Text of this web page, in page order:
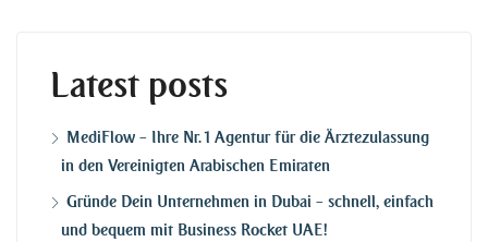
Latest posts
MediFlow – Ihre Nr. 1 Agentur für die Ärztezulassung
in den Vereinigten Arabischen Emiraten
Gründe Dein Unternehmen in Dubai – schnell, einfach
und bequem mit Business Rocket UAE!